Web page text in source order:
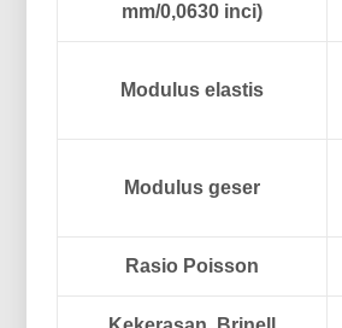
mm/0,0630 inci)
Modulus elastis
Modulus geser
Rasio Poisson